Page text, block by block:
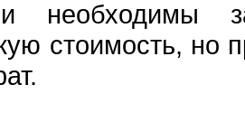
необходимы
стоимость, но